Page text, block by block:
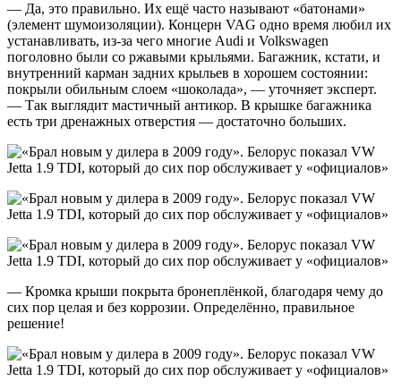
— Да, это правильно. Их ещё часто называют «батонами»
(элемент шумоизоляции). Концерн VAG одно время любил их
устанавливать, из-за чего многие Audi и Volkswagen
поголовно были со ржавыми крыльями. Багажник, кстати, и
внутренний карман задних крыльев в хорошем состоянии:
покрыли обильным слоем «шоколада», — уточняет эксперт.
— Так выглядит мастичный антикор. В крышке багажника
есть три дренажных отверстия — достаточно больших.
— Кромка крыши покрыта бронеплёнкой, благодаря чему до
сих пор целая и без коррозии. Определённо, правильное
решение!